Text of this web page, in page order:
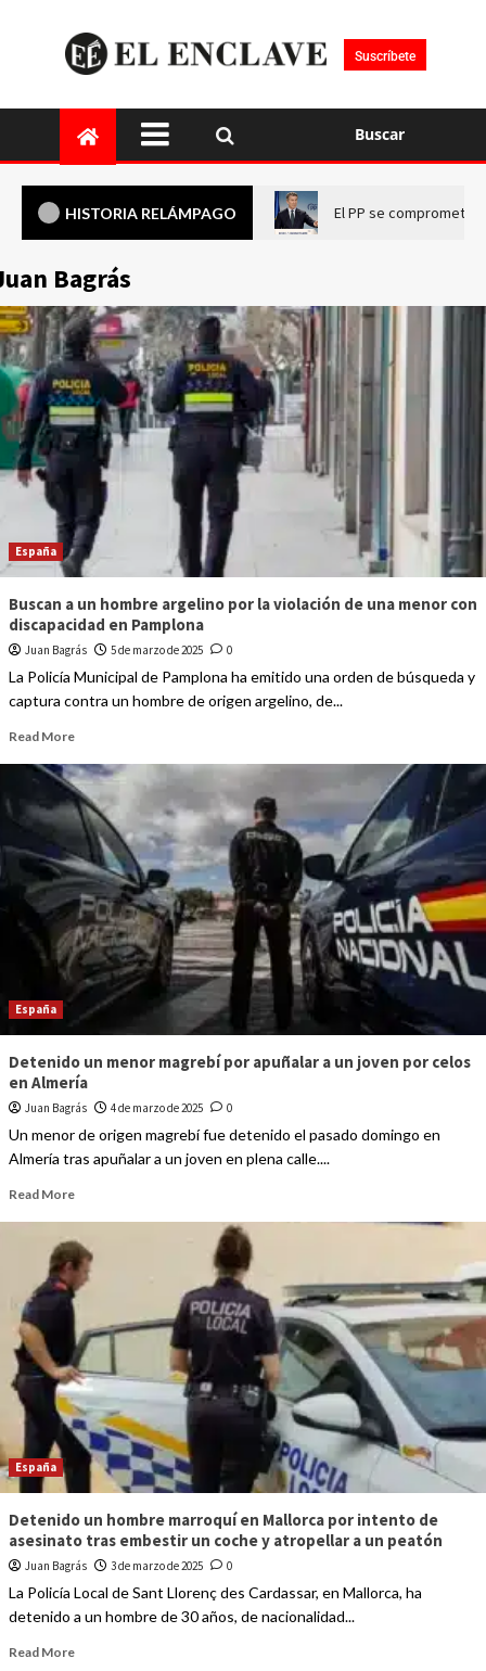
Suscríbete
Buscar
HISTORIA RELÁMPAGO El PP se compromete
Bagrás
España
Buscan a un hombre argelino por la violación de una menor con
discapacidad en Pamplona
Juan Bagrás 5 de marzo de 2025 0
La Policía Municipal de Pamplona ha emitido una orden de búsqueda y
captura contra un hombre de origen argelino, de...
Read More
España
Detenido un menor magrebí por apuñalar a un joven por celos
en Almería
Juan Bagrás 4 de marzo de 2025 0
Un menor de origen magrebí fue detenido el pasado domingo en
Almería tras apuñalar a un joven en plena calle....
Read More
España
Detenido un hombre marroquí en Mallorca por intento de
asesinato tras embestir un coche y atropellar a un peatón
Juan Bagrás 3 de marzo de 2025 0
La Policía Local de Sant Llorenç des Cardassar, en Mallorca, ha
detenido a un hombre de 30 años, de nacionalidad...
Read More